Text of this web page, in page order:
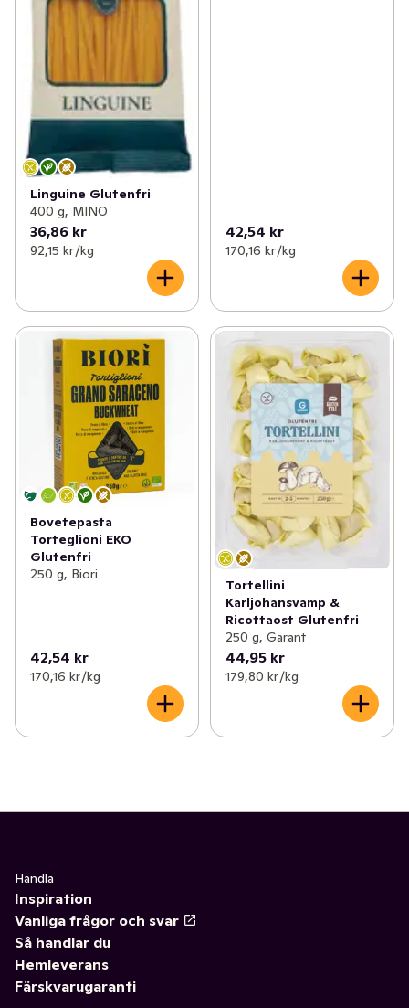
Linguine Glutenfri
400 g, MINO
36,86 kr
92,15 kr /kg
42,54 kr
170,16 kr /kg
Bovetepasta
Torteglioni EKO
Glutenfri
250 g, Biori
42,54 kr
170,16 kr /kg
Tortellini
Karljohansvamp &
Ricottaost Glutenfri
250 g, Garant
44,95 kr
179,80 kr /kg
Handla
Inspiration
Vanliga frågor och svar
Så handlar du
Hemleverans
Färskvarugaranti